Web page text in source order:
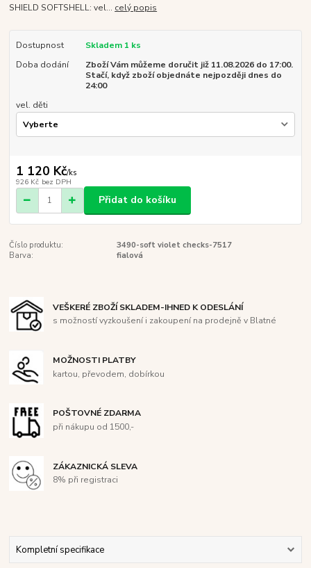
SHIELD SOFTSHELL: vel... celý popis
Dostupnost
Skladem 1 ks
Doba dodání
Zboží Vám můžeme doručit již 11.08.2026 do 17:00.
Stačí, když zboží objednáte nejpozději dnes do
24:00
vel. děti
1 120 Kč/ks
926 Kč bez DPH
Přidat do košíku
Číslo produktu:
3490-soft violet checks-7517
Barva:
fialová
VEŠKERÉ ZBOŽÍ SKLADEM-IHNED K ODESLÁNÍ
s možností vyzkoušení i zakoupení na prodejně v Blatné
MOŽNOSTI PLATBY
kartou, převodem, dobírkou
POŠTOVNÉ ZDARMA
při nákupu od 1500,-
ZÁKAZNICKÁ SLEVA
8% při registraci
Kompletní specifikace